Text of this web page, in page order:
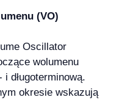
(VO)
Oscillator
wolumenu
długoterminową.
okresie wskazują